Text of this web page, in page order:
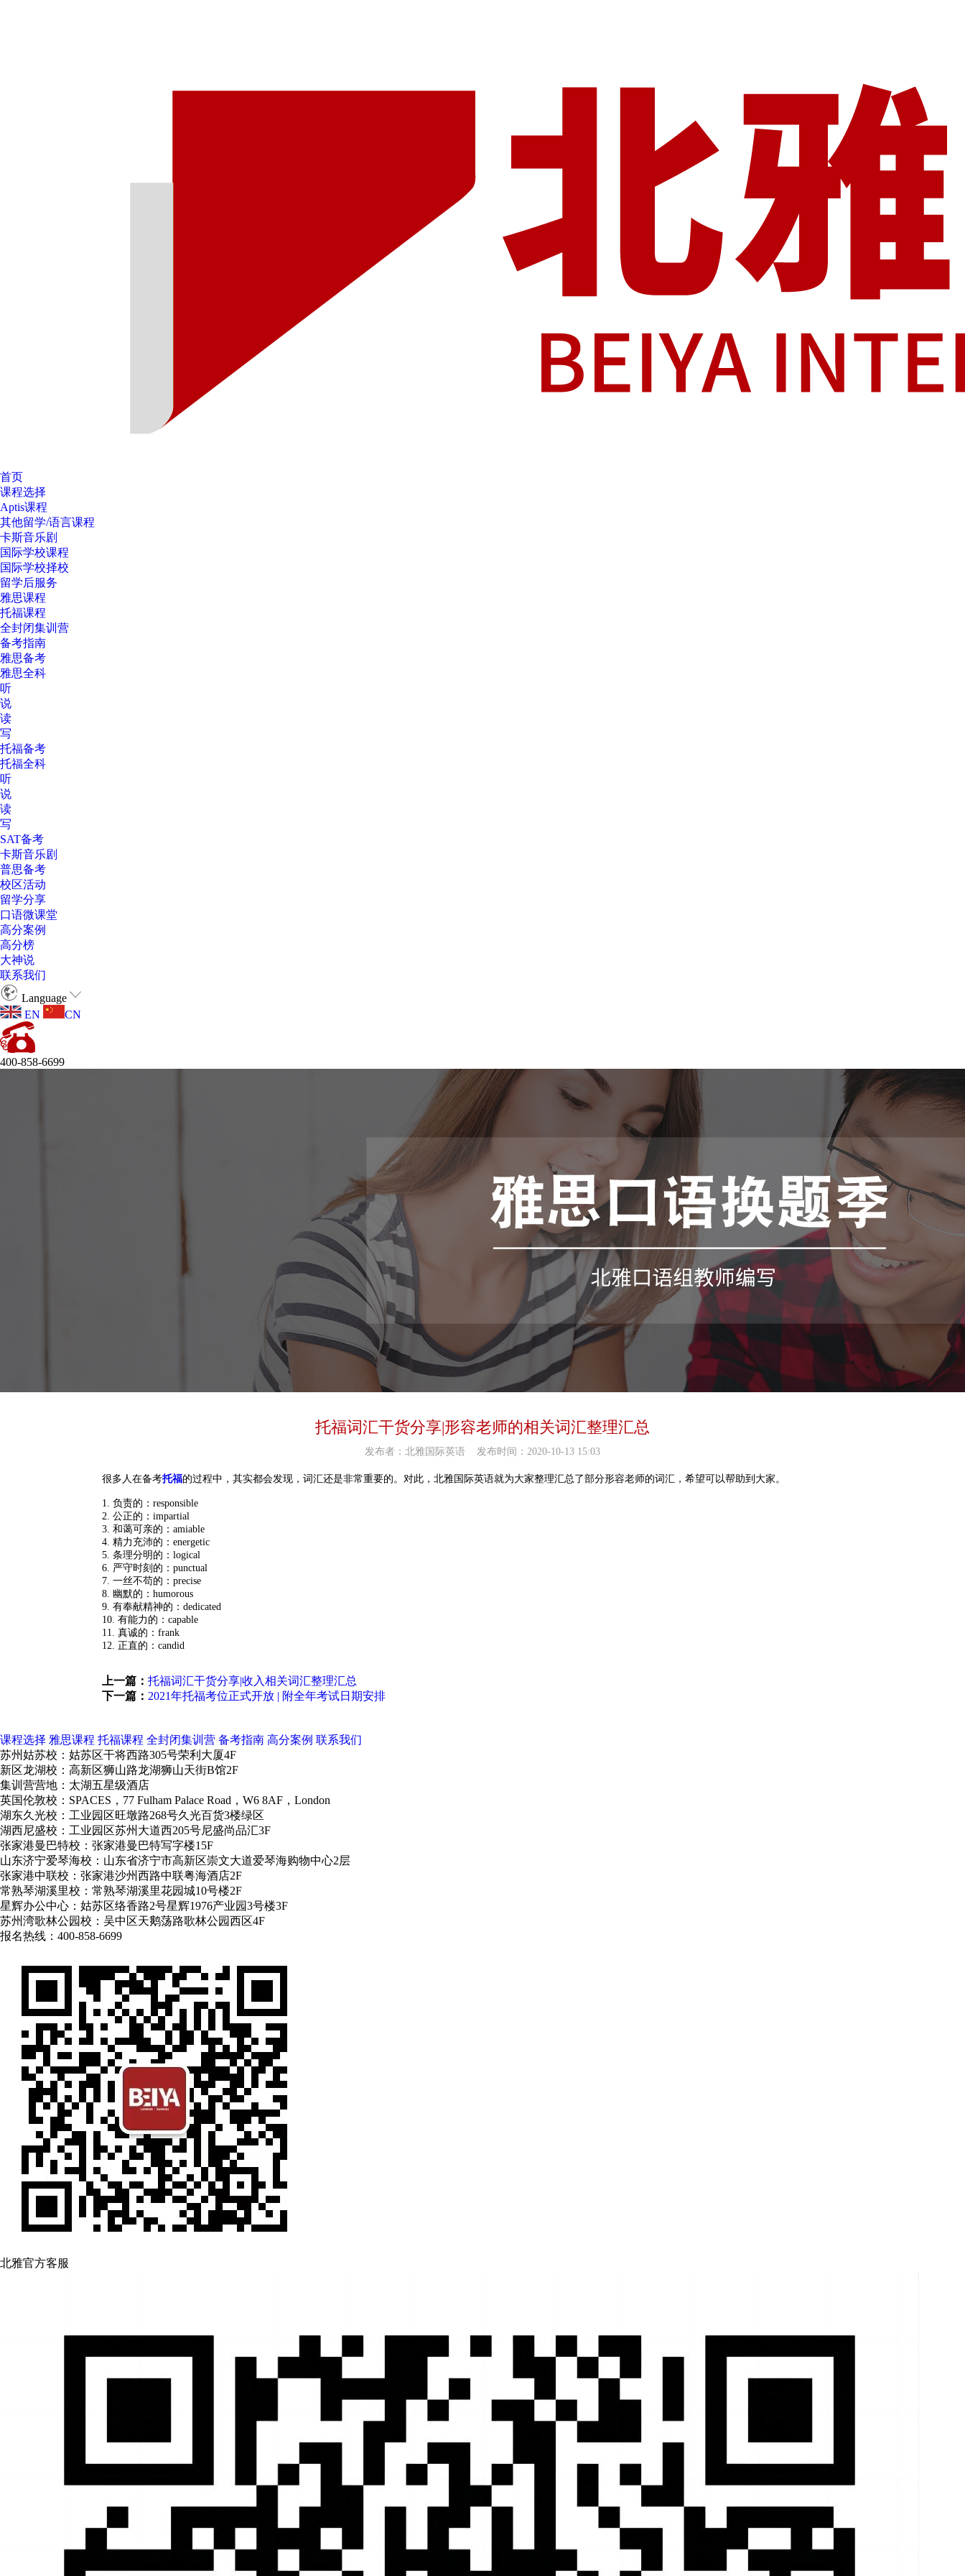
首页
课程选择
Aptis课程
其他留学/语言课程
卡斯音乐剧
国际学校课程
国际学校择校
留学后服务
雅思课程
托福课程
全封闭集训营
备考指南
雅思备考
雅思全科
听
说
读
写
托福备考
托福全科
听
说
读
写
SAT备考
卡斯音乐剧
普思备考
校区活动
留学分享
口语微课堂
高分案例
高分榜
大神说
联系我们
Language
EN
CN
400-858-6699
托福词汇干货分享|形容老师的相关词汇整理汇总
发布者：北雅国际英语 发布时间：2020-10-13 15:03
很多人在备考托福的过程中，其实都会发现，词汇还是非常重要的。对此，北雅国际英语就为大家整理汇总了部分形容老师的词汇，希望可以帮助到大家。
1. 负责的：responsible
2. 公正的：impartial
3. 和蔼可亲的：amiable
4. 精力充沛的：energetic
5. 条理分明的：logical
6. 严守时刻的：punctual
7. 一丝不苟的：precise
8. 幽默的：humorous
9. 有奉献精神的：dedicated
10. 有能力的：capable
11. 真诚的：frank
12. 正直的：candid
上一篇： 托福词汇干货分享|收入相关词汇整理汇总
下一篇： 2021年托福考位正式开放 | 附全年考试日期安排
课程选择 雅思课程 托福课程 全封闭集训营 备考指南 高分案例 联系我们
苏州姑苏校：姑苏区干将西路305号荣利大厦4F
新区龙湖校：高新区狮山路龙湖狮山天街B馆2F
集训营营地：太湖五星级酒店
英国伦敦校：SPACES，77 Fulham Palace Road，W6 8AF，London
湖东久光校：工业园区旺墩路268号久光百货3楼绿区
湖西尼盛校：工业园区苏州大道西205号尼盛尚品汇3F
张家港曼巴特校：张家港曼巴特写字楼15F
山东济宁爱琴海校：山东省济宁市高新区崇文大道爱琴海购物中心2层
张家港中联校：张家港沙州西路中联粤海酒店2F
常熟琴湖溪里校：常熟琴湖溪里花园城10号楼2F
星辉办公中心：姑苏区络香路2号星辉1976产业园3号楼3F
苏州湾歌林公园校：吴中区天鹅荡路歌林公园西区4F
报名热线：400-858-6699
北雅官方客服